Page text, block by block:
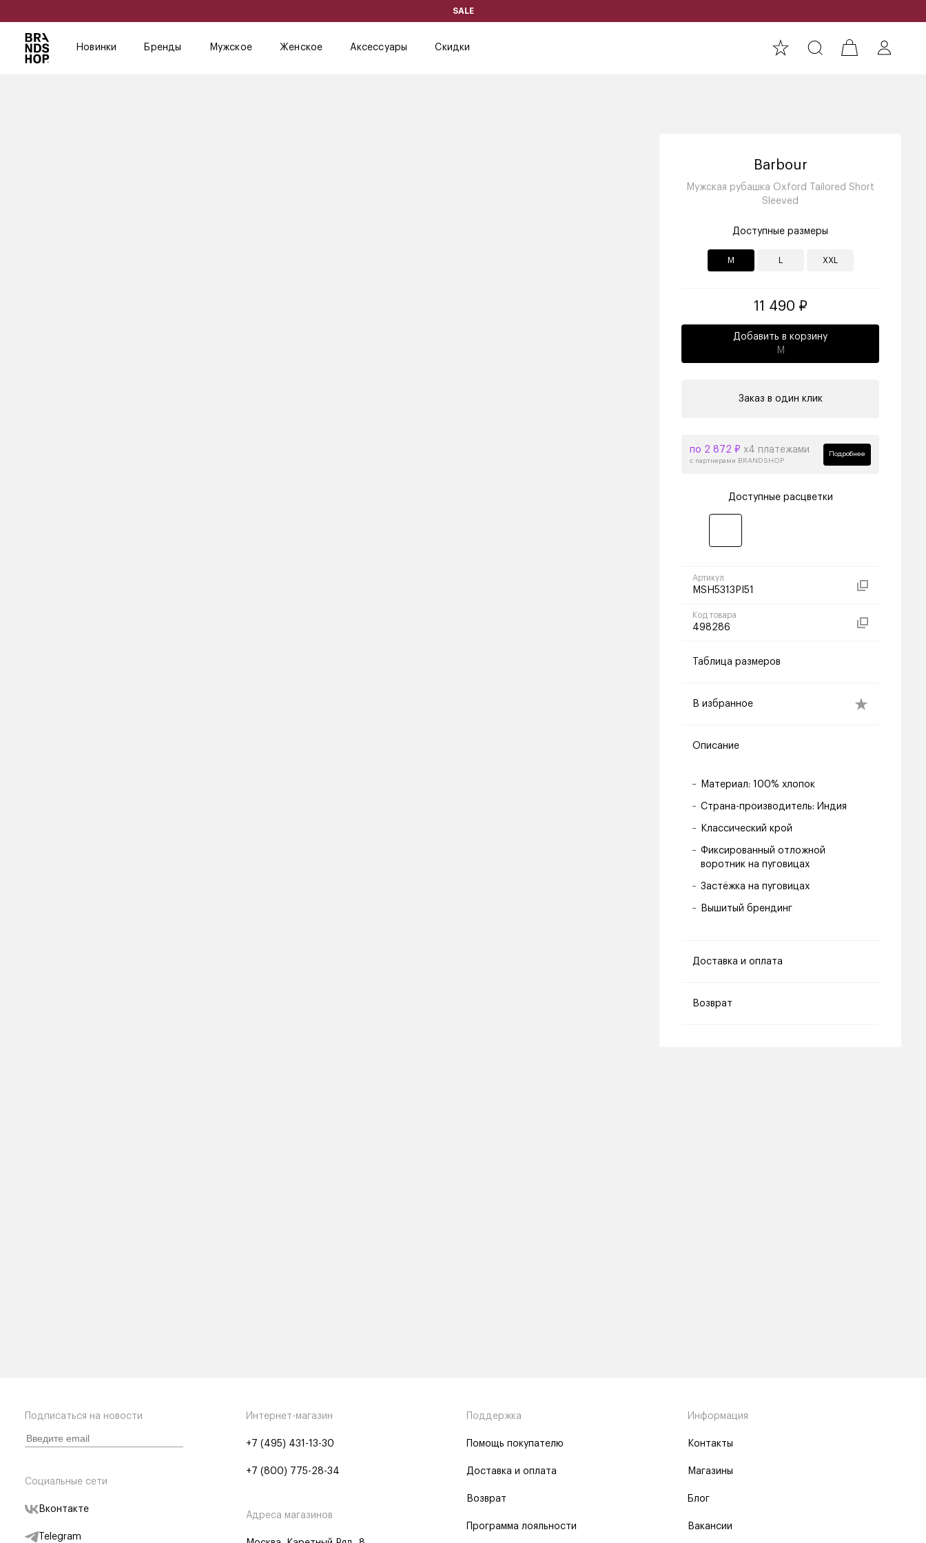
SALE
Новинки Бренды Мужское Женское Аксессуары Скидки
Barbour
Мужская рубашка Oxford Tailored Short
Sleeved
Доступные размеры
M XXL
11 490 ₽
Добавить в корзину
M
Заказ в один клик
по 2 872 ₽ х4 платежами
с партнерами BRANDSHOP
Подробнее
Доступные расцветки
Артикул
MSH5313PI51
Код товара
498286
Таблица размеров
В избранное
Описание
Материал: 100% хлопок
Страна-производитель: Индия
Классический крой
Фиксированный отложной
воротник на пуговицах
Застёжка на пуговицах
Вышитый брендинг
Доставка и оплата
Возврат
Подписаться на новости
Социальные сети
Вконтакте
Telegram
Интернет-магазин
+7 (495) 431-13-30
+7 (800) 775-28-34
Адреса магазинов
Поддержка
Помощь покупателю
Доставка и оплата
Возврат
Программа лояльности
Информация
Контакты
Магазины
Блог
Вакансии